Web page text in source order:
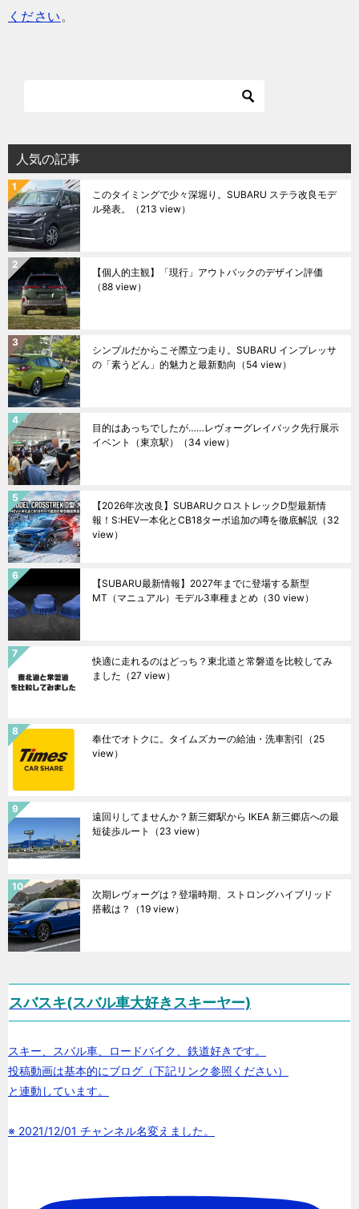
ください。
人気の記事
このタイミングで少々深堀り。SUBARU ステラ改良モデ
ル発表。
（213 view）
【個人的主観】「現行」アウトバックのデザイン評価
（88 view）
シンプルだからこそ際立つ走り。SUBARU インプレッサ
の「素うどん」的魅力と最新動向 （54 view）
目的はあっちでしたが……レヴォーグレイバック先行展示
イベント（東京駅）
（34 view）
【2026年次改良】SUBARUクロストレックD型最新情
報！S:HEV一本化とCB18ターボ追加の噂を徹底解説 （32
view）
【SUBARU最新情報】2027年までに登場する新型
MT（マニュアル）モデル3車種まとめ （30 view）
快適に走れるのはどっち？東北道と常磐道を比較してみ
ました （27 view）
奉仕でオトクに。タイムズカーの給油・洗車割引 （25
view）
遠回りしてませんか？新三郷駅から IKEA 新三郷店への最
短徒歩ルート
（23 view）
次期レヴォーグは？登場時期、ストロングハイブリッド
搭載は？
（19 view）
スバスキ(スバル車大好きスキーヤー)
スキー、スバル車、ロードバイク、鉄道好きです。
投稿動画は基本的にブログ（下記リンク参照ください）
と連動しています。
※ 2021/12/01 チャンネル名変えました。